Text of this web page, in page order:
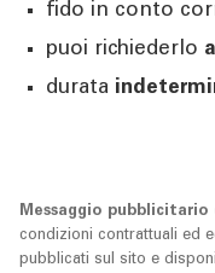
fido in conto
puoi richiederlo
durata
Messaggio
condizioni contrattuali ed
pubblicati sul sito e